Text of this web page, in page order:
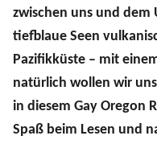
zwischen uns und dem
tiefblaue Seen
Pazifikküste – mit
natürlich wollen wir
in diesem Gay Oregon
Spaß beim Lesen und